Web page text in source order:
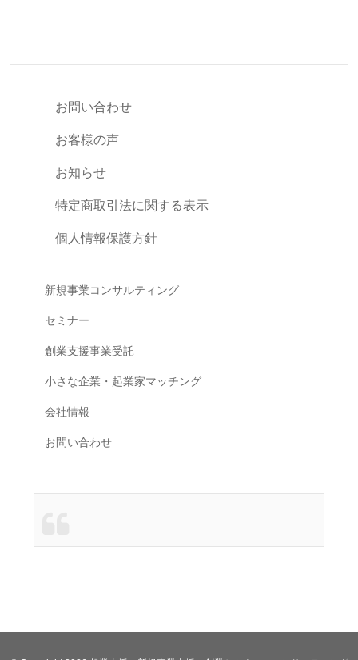
お問い合わせ
お客様の声
お知らせ
特定商取引法に関する表示
個人情報保護方針
新規事業コンサルティング
セミナー
創業支援事業受託
小さな企業・起業家マッチング
会社情報
お問い合わせ